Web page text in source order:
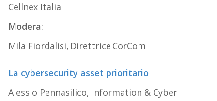
Cellnex Italia
Modera:
Mila Fiordalisi, Direttrice CorCom
La cybersecurity asset prioritario
Alessio Pennasilico, Information & Cyber